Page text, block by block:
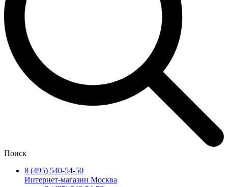
Поиск
8 (495) 540-54-50
Интернет-магазин Москва